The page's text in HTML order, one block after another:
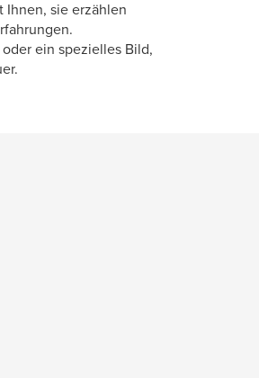
Ihnen, sie erzählen
ein spezielles Bild,